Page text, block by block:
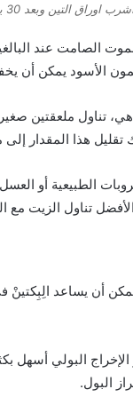
اوراق التين وبعد 30 يوم هذا ما سوف يحدث لجسمك
الصامت عند
الأسود يمكن أن
ملعقتين
هذا المقدار
الطبيعية أو
تناول الزيت مع
أن يساعد
البولي أسهل
البول.